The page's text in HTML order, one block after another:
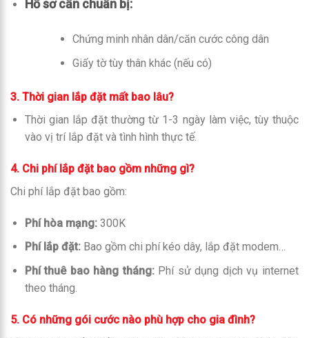
Hồ sơ cần chuẩn bị:
Chứng minh nhân dân/căn cước công dân
Giấy tờ tùy thân khác (nếu có)
3. Thời gian lắp đặt mất bao lâu?
Thời gian lắp đặt thường từ 1-3 ngày làm việc, tùy thuộc
vào vị trí lắp đặt và tình hình thực tế.
4. Chi phí lắp đặt bao gồm những gì?
Chi phí lắp đặt bao gồm:
Phí hòa mạng:300K
Phí lắp đặt:Bao gồm chi phí kéo dây, lắp đặt modem…
Phí thuê bao hàng tháng:Phí sử dụng dịch vụ internet
theo tháng.
5. Có những gói cước nào phù hợp cho gia đình?